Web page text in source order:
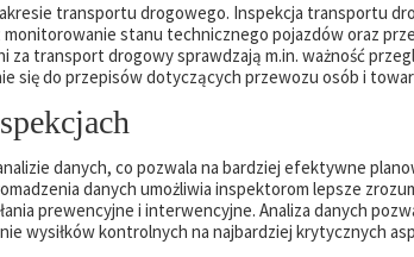
transportu drogowego. Inspekcja transportu
stanu technicznego pojazdów oraz
transport drogowy sprawdzają m.in. ważność
się do przepisów dotyczących przewozu osób i
danych, co pozwala na bardziej efektywne
danych umożliwia inspektorom lepsze
prewencyjne i interwencyjne. Analiza danych
wysiłków kontrolnych na najbardziej krytycznych